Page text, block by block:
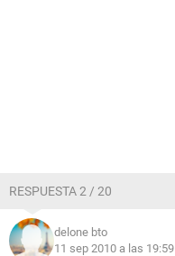
RESPUESTA 2 / 20
delone bto
11 sep 2010 a las 19:59